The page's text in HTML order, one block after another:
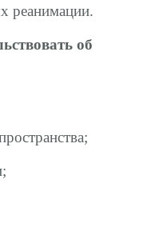
реанимации.
об